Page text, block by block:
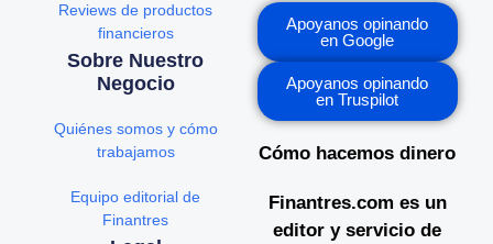
Apoyanos opinando
en Google
Apoyanos opinando
en Truspilot
Cómo hacemos dinero
Finantres.com es un
editor y servicio de
Reviews de productos
financieros
Sobre Nuestro
Negocio
Quiénes somos y cómo
trabajamos
Equipo editorial de
Finantres